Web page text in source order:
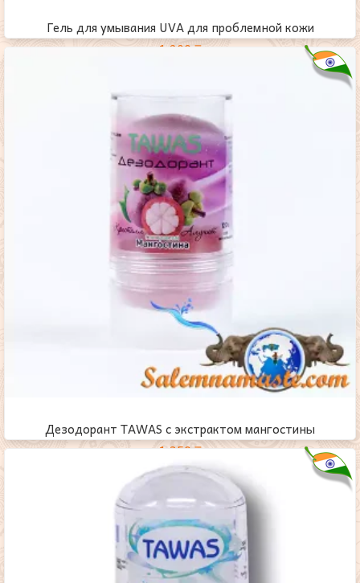
Гель для умывания UVA для проблемной кожи
1,200₸
Дезодорант TAWAS c экстрактом мангостины
1,350₸